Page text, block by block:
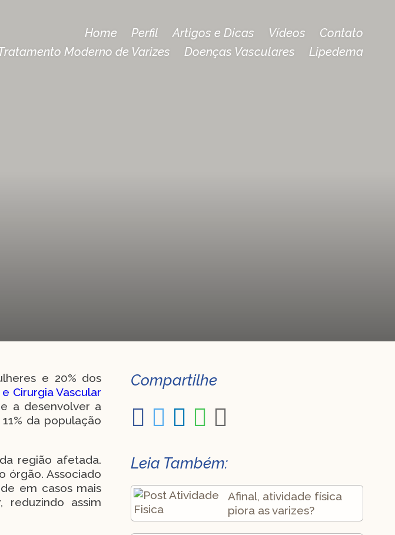
Home Perfil Artigos e Dicas Vídeos
Contato
Moderno de Varizes
Doenças Vasculares Lipedema
e 20% dos
Cirurgia Vascular
a desenvolver a
da população
região afetada.
órgão. Associado
em casos mais
reduzindo assim
Compartilhe
Leia Também:
Afinal, atividade física
piora as varizes?